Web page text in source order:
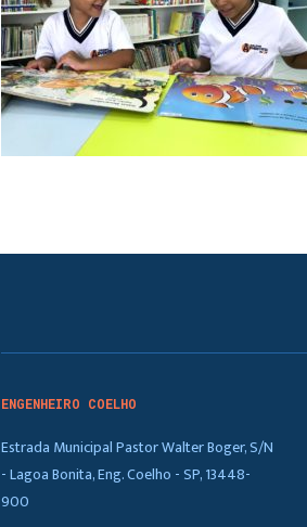
ENGENHEIRO COELHO
Estrada Municipal Pastor Walter Boger, S/N
- Lagoa Bonita, Eng. Coelho - SP, 13448-
900